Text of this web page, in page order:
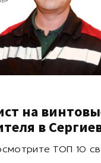
на
в
ТОП 10